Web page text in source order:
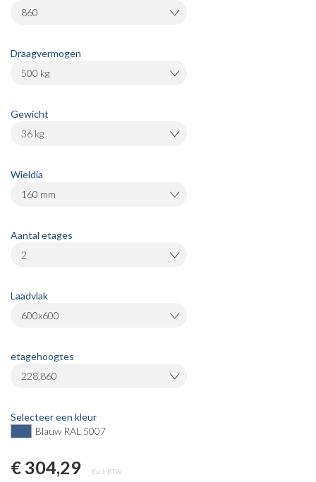
860
Draagvermogen
500 kg
Gewicht
36 kg
Wieldia
160 mm
Aantal etages
2
Laadvlak
600x600
etagehoogtes
228,860
Selecteer een kleur
Blauw RAL 5007
€ 304,29 Excl. BTW